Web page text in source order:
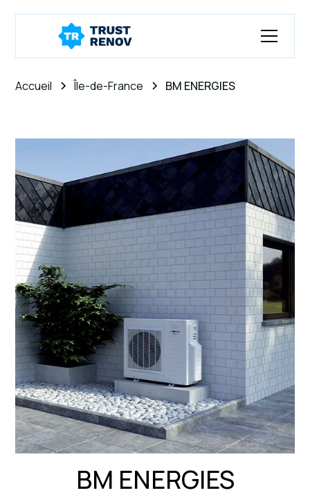
Accueil Île-de-France BM ENERGIES
BM ENERGIES